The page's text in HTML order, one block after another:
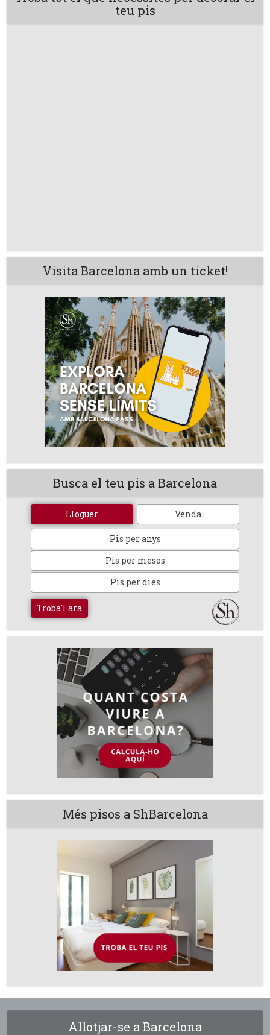
teu pis
Visita Barcelona amb un ticket!
Busca el teu pis a Barcelona
Lloguer Venda
Pis per anys
Pis per mesos
Pis per dies
Troba'l ara
Més pisos a ShBarcelona
Allotjar-se a Barcelona